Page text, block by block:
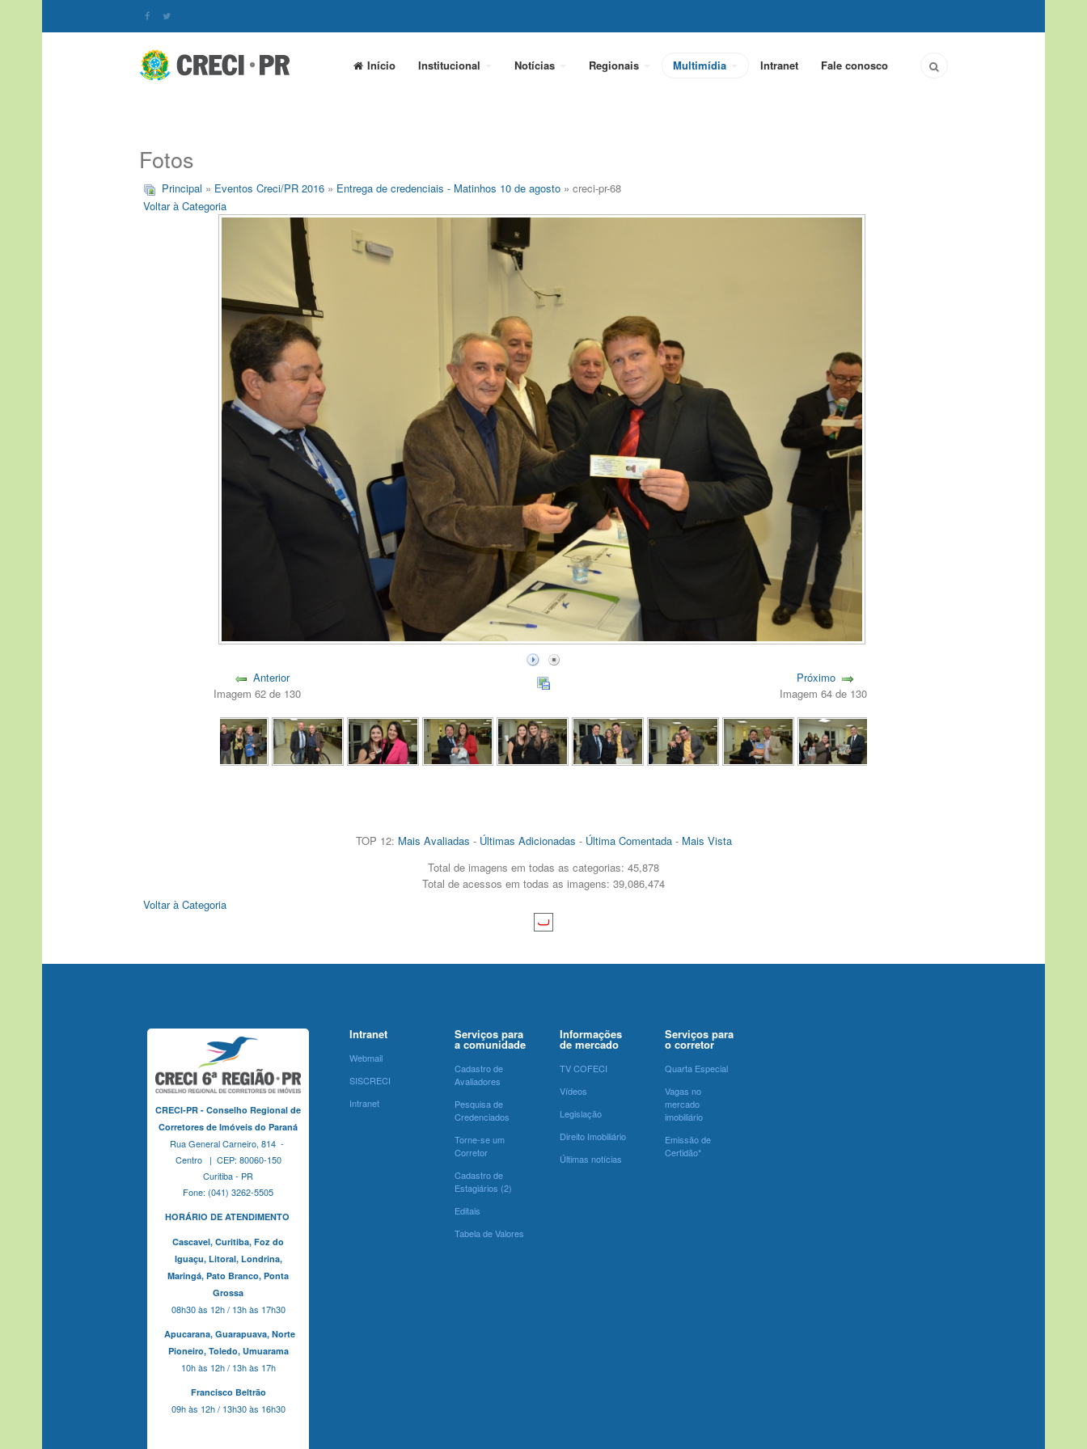
Início Institucional Notícias Regionais Multimídia Intranet Fale conosco
Fotos
Principal » Eventos Creci/PR 2016 » Entrega de credenciais - Matinhos 10 de agosto » creci-pr-68
Voltar à Categoria
Anterior
Imagem 62 de 130
Próximo
Imagem 64 de 130
TOP 12: Mais Avaliadas - Últimas Adicionadas - Última Comentada- Mais Vista
Total de imagens em todas as categorias: 45,878
Total de acessos em todas as imagens: 39,086,474
Voltar à Categoria
CRECI-PR - Conselho Regional de
Corretores de Imóveis do Paraná
Rua General Carneiro, 814 -
Centro | CEP: 80060-150
Curitiba - PR
Fone: (041) 3262-5505
HORÁRIO DE ATENDIMENTO
Cascavel, Curitiba, Foz do
Iguaçu, Litoral, Londrina,
Maringá, Pato Branco, Ponta
Grossa
08h30 às 12h / 13h às 17h30
Apucarana, Guarapuava, Norte
Pioneiro, Toledo, Umuarama
10h às 12h / 13h às 17h
Francisco Beltrão
09h às 12h / 13h30 às 16h30
Intranet
Webmail
SISCRECI
Intranet
Serviços para
a comunidade
Cadastro de
Avaliadores
Pesquisa de
Credenciados
Torne-se um
Corretor
Cadastro de
Estagiários (2)
Editais
Tabela de Valores
Informações
de mercado
TV COFECI
Vídeos
Legislação
Direito Imobiliário
Últimas notícias
Serviços para
o corretor
Quarta Especial
Vagas no
mercado
imobiliário
Emissão de
Certidão*